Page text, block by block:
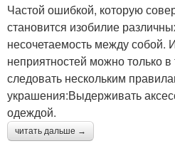
Частой ошибкой, которую
становится изобилие
несочетаемость между собой.
неприятностей можно только
следовать нескольким
украшения:Выдерживать
одеждой.
читать дальше →